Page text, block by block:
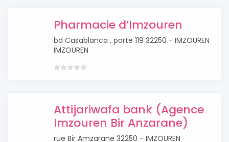
Pharmacie d’Imzouren
bd Casablanca , porte 119 32250 - IMZOUREN
IMZOUREN
Attijariwafa bank (Agence
Imzouren Bir Anzarane)
rue Bir Amzarane 32250 - IMZOUREN